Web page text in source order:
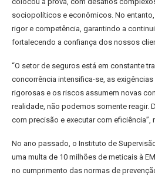
sociopolíticos e econômicos. No
rigor e competência, garantindo a
fortalecendo a confiança dos nossos
“O setor de seguros está em constante
concorrência intensifica-se, as
rigorosas e os riscos assumem novas
realidade, não podemos somente reagir.
com precisão e executar com eficiência”,
No ano passado, o Instituto de
uma multa de 10 milhões de meticais à
no cumprimento das normas de